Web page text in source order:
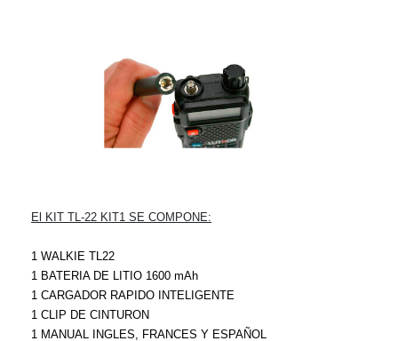
El KIT TL-22 KIT1 SE COMPONE:
1 WALKIE TL22
1 BATERIA DE LITIO 1600 mAh
1 CARGADOR RAPIDO INTELIGENTE
1 CLIP DE CINTURON
1 MANUAL INGLES, FRANCES Y ESPAÑOL